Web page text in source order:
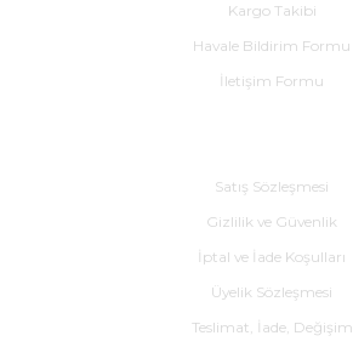
Kargo Takibi
Havale Bildirim Formu
İletişim Formu
Satış Sözleşmesi
Gizlilik ve Güvenlik
İptal ve İade Koşulları
Üyelik Sözleşmesi
Teslimat, İade, Değişim